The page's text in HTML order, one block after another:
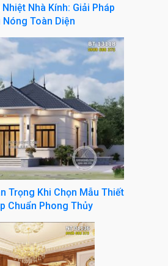
Nhà Kính: Giải Pháp
Nóng Toàn Diện
Trọng Khi Chọn Mẫu Thiết
Chuẩn Phong Thủy